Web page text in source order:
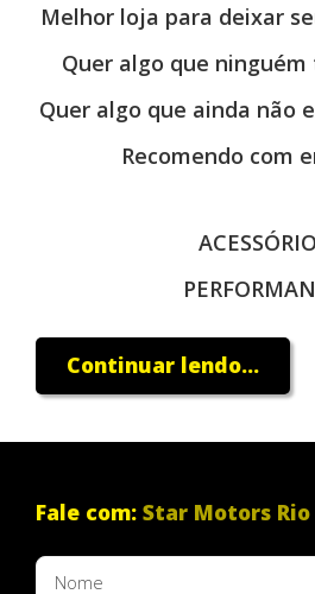
Melhor loja para deixar
Quer algo que
Quer algo que ainda não
Recomendo com
Continuar lendo...
Fale com: Star Motors Rio